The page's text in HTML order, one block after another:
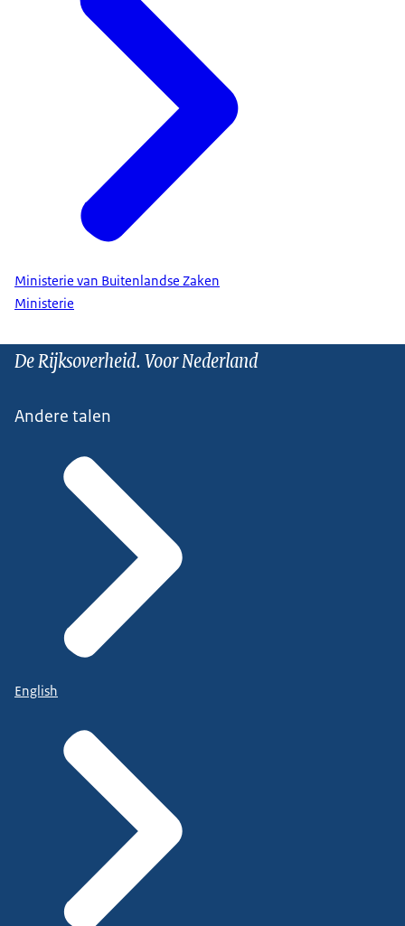
Ministerie van Buitenlandse Zaken
Ministerie
De Rijksoverheid. Voor Nederland
Andere talen
English